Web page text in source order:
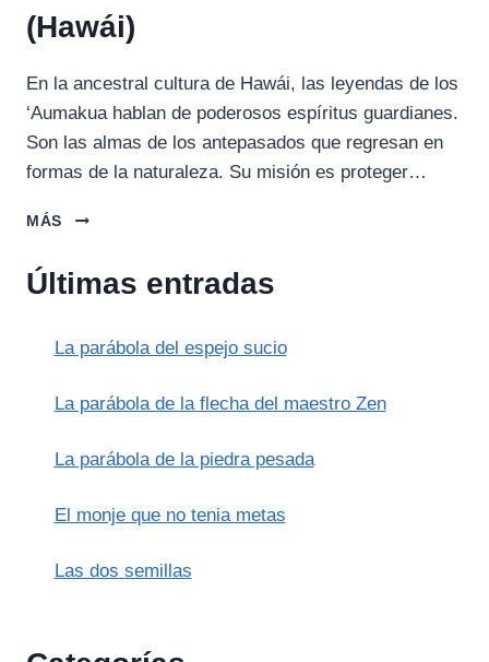
(Hawái)
En la ancestral cultura de Hawái, las leyendas de los
‘Aumakua hablan de poderosos espíritus guardianes.
Son las almas de los antepasados que regresan en
formas de la naturaleza. Su misión es proteger…
MÁS
LA
LOS
Últimas entradas
La parábola del espejo sucio
La parábola de la flecha del maestro Zen
La parábola de la piedra pesada
El monje que no tenia metas
Las dos semillas